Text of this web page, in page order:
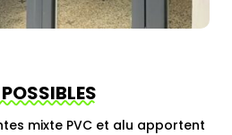
mixte PVC et alu apportent